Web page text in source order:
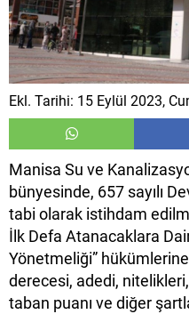
Ekl. Tarihi: 15 Eylül 2023,
Manisa Su ve
bünyesinde, 657 sayılı
tabi olarak istihdam
İlk Defa Atanacaklara
Yönetmeliği” hükümlerine
derecesi, adedi,
taban puanı ve diğer